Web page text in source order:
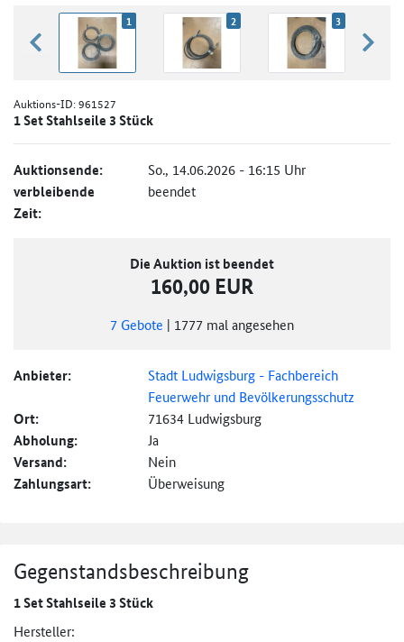
zurück blättern
1 2 3
Auktions-ID:961527
1 Set Stahlseile 3 Stück
Auktionsende: So., 14.06.2026 - 16:15 Uhr
verbleibende
Zeit:
beendet
Die Auktion ist beendet
160,00 EUR
7 Gebote | 1777 mal angesehen
Anbieter:
Stadt Ludwigsburg - Fachbereich
Feuerwehr und Bevölkerungsschutz
Ort: 71634 Ludwigsburg
Abholung: Ja
Versand: Nein
Zahlungsart: Überweisung
Gegenstandsbeschreibung
1 Set Stahlseile 3 Stück
Hersteller: